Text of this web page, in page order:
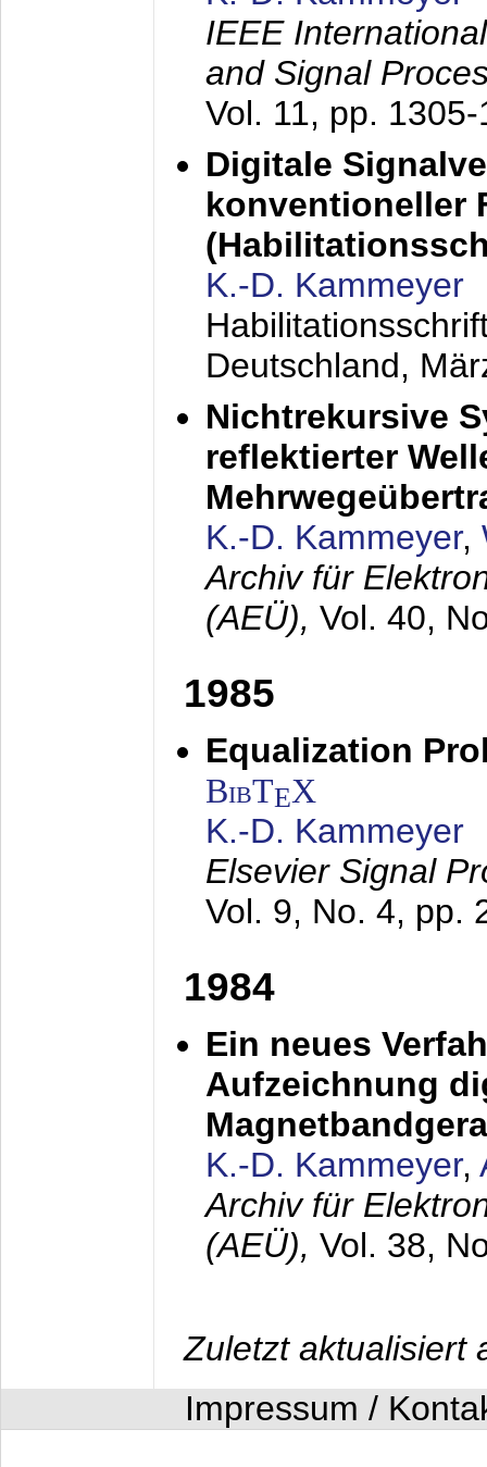
IEEE
and Signal
Vol. 11, pp.
Digitale
konventioneller
K.-D. Kammeyer
Deutschland,
Nichtrekursive
reflektierter
K.-D. Kammeyer,
Archiv für
(AEÜ), Vol. 40,
1985
Equalization
BibTEX
K.-D. Kammeyer
Elsevier Signal
Vol. 9, No. 4, pp.
1984
Ein neues
Aufzeichnung
K.-D. Kammeyer,
Archiv für
(AEÜ), Vol. 38,
Zuletzt aktualisiert
Impressum /